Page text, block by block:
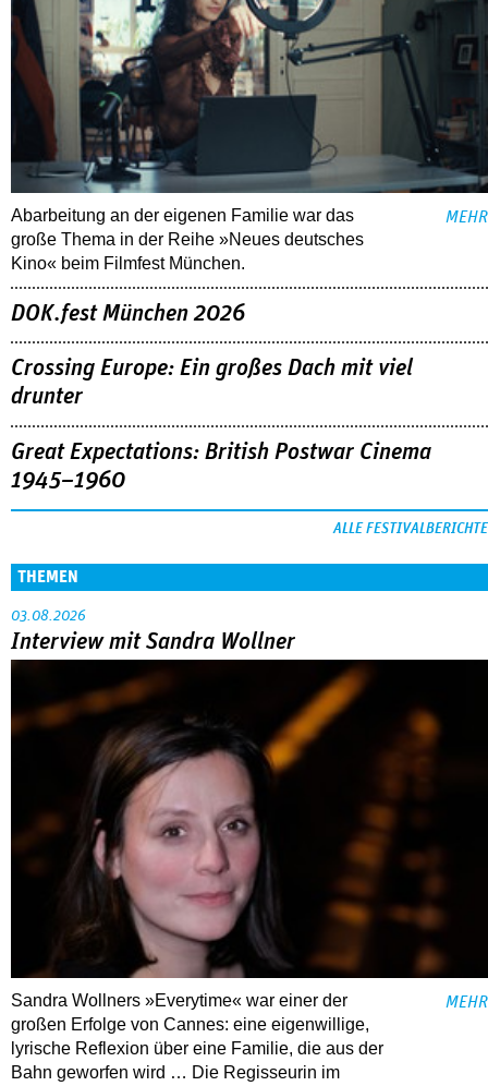
Abarbeitung an der eigenen Familie war das
große Thema in der Reihe »Neues deutsches
Kino« beim Filmfest München.
MEHR
DOK.fest München 2026
Crossing Europe: Ein großes Dach mit viel
drunter
Great Expectations: British Postwar Cinema
1945–1960
ALLE FESTIVALBERICHTE
THEMEN
03.08.2026
Interview mit Sandra Wollner
Sandra Wollners »Everytime« war einer der
großen Erfolge von Cannes: eine eigenwillige,
lyrische Reflexion über eine ­Familie, die aus der
Bahn geworfen wird … Die Regisseurin im
MEHR